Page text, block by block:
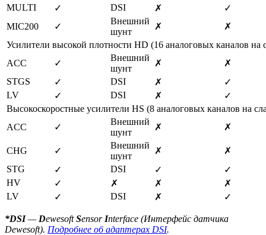
MULTI
✓ DSI ✗
✓
MIC200
✓
Внешний
шунт
✗
✗
Усилители высокой плотности HD (16 аналоговых каналов
ACC
✓
Внешний
шунт
✗
✗
STGS
✓ DSI ✗
✓
LV
✓ DSI ✗
✓
Высокоскоростные усилители HS (8 аналоговых каналов на
ACC
✓
Внешний
шунт
✗ ✗
CHG ✓
Внешний
шунт
✗
✗
STG
✓ DSI ✓
✓
HV
✓ ✗ ✗
✗
LV
✓ DSI ✗ ✓
*DSI— DewesoftSensor Interface (Интерфейс датчика
Dewesoft). Подробнее об адаптерах DSI.